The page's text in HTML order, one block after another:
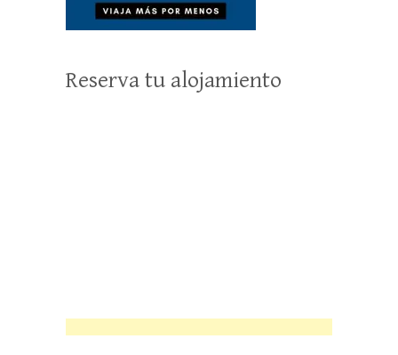
Reserva tu alojamiento